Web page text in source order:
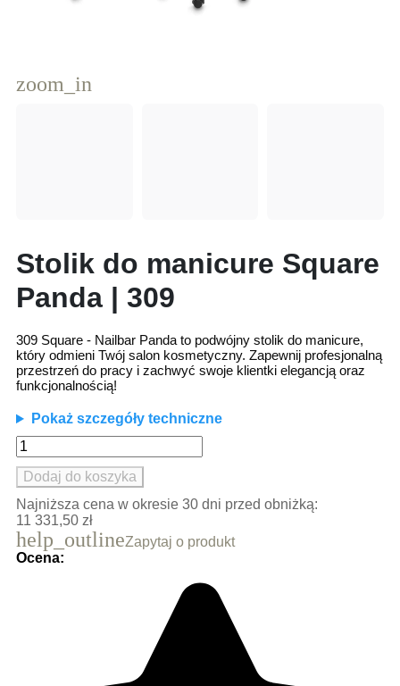
zoom_in
Stolik do manicure Square
Panda | 309
309 Square - Nailbar Panda to podwójny stolik do manicure,
który odmieni Twój salon kosmetyczny. Zapewnij profesjonalną
przestrzeń do pracy i zachwyć swoje klientki elegancją oraz
funkcjonalnością!
Pokaż szczegóły techniczne
Dodaj do koszyka
Najniższa cena w okresie 30 dni przed obniżką:
11 331,50 zł
help_outlineZapytaj o produkt
Ocena: